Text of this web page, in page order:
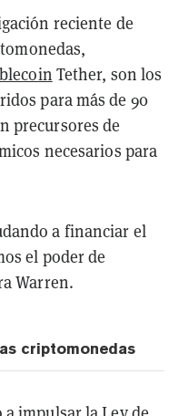
reciente de
Tether, son los
para más de 90
precursores de
necesarios para
a financiar el
el poder de
Warren.
criptomonedas